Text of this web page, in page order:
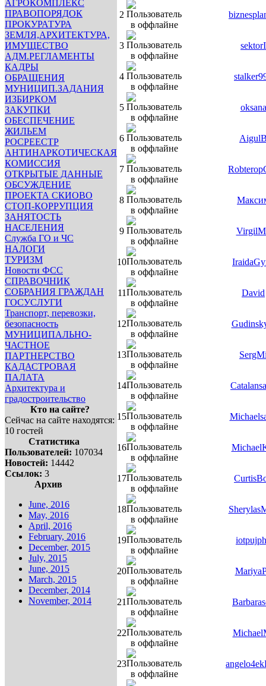
АГРОКОМПЛЕКС
ПРАВОПОРЯДОК
ПРОКУРАТУРА
ЗЕМЛЯ,АРХИТЕКТУРА,
ИМУЩЕСТВО
АДМ.РЕГЛАМЕНТЫ
КАДРЫ
ОБРАЩЕНИЯ
МУНИЦИП.ЗАДАНИЯ
ИЗБИРКОМ
ЗАКУПКИ
ОБЕСПЕЧЕНИЕ
ЖИЛЬЕМ
РОСРЕЕСТР
АНТИНАРКОТИЧЕСКАЯ
КОМИССИЯ
ОТКРЫТЫЕ ДАННЫЕ
ОБСУЖДЕНИЕ
ПРОЕКТА СКИОВО
СТОП-КОРРУПЦИЯ
ЗАНЯТОСТЬ
НАСЕЛЕНИЯ
Служба ГО и ЧС
НАЛОГИ
ТУРИЗМ
Новости ФСС
СПРАВОЧНИК
СОБРАНИЯ ГРАЖДАН
ГОСУСЛУГИ
Транспорт, перевозки,
безопасность
МУНИЦИПАЛЬНО-
ЧАСТНОЕ
ПАРТНЕРСТВО
КАДАСТРОВАЯ
ПАЛАТА
Архитектура и
градостроительство
Кто на сайте?
Сейчас на сайте находятся:
10 гостей
Статистика
Пользователей: 107034
Новостей: 14442
Ссылок: 3
Архив
June, 2016
May, 2016
April, 2016
February, 2016
December, 2015
July, 2015
June, 2015
March, 2015
December, 2014
November, 2014
2
3 sektorI
4
5 oksana
6
7
8
9
10
11 David
12
13
14
15
16
17
18
19
20
21
22
23